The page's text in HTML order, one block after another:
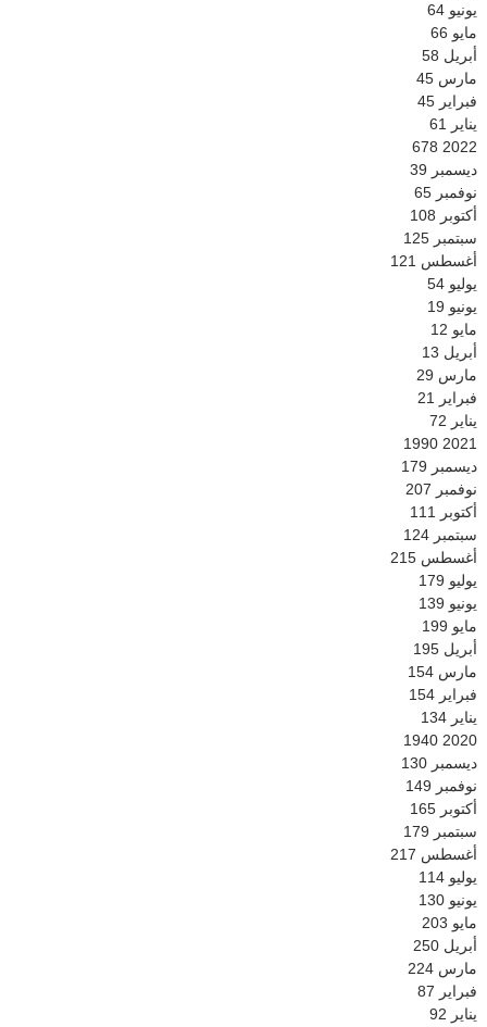
يونيو 64
مايو 66
أبريل 58
مارس 45
فبراير 45
يناير 61
2022
678
ديسمبر 39
نوفمبر 65
أكتوبر 108
سبتمبر 125
أغسطس 121
يوليو 54
يونيو 19
مايو 12
أبريل 13
مارس 29
فبراير 21
يناير 72
2021
1990
ديسمبر 179
نوفمبر 207
أكتوبر 111
سبتمبر 124
أغسطس 215
يوليو 179
يونيو 139
مايو 199
أبريل 195
مارس 154
فبراير 154
يناير 134
2020
1940
ديسمبر 130
نوفمبر 149
أكتوبر 165
سبتمبر 179
أغسطس 217
يوليو 114
يونيو 130
مايو 203
أبريل 250
مارس 224
فبراير 87
يناير 92